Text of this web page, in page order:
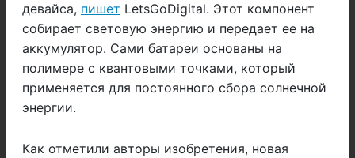
девайса, пишет LetsGoDigital. Этот компонент
собирает световую энергию и передает ее на
аккумулятор. Сами батареи основаны на
полимере с квантовыми точками, который
применяется для постоянного сбора солнечной
энергии.
Как отметили авторы изобретения, новая